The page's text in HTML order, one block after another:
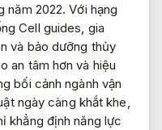
năm 2022. Với hạng
Cell guides, gia
và bảo dưỡng thủy
an tâm hơn và hiệu
bối cảnh ngành vận
ngày càng khắt khe,
khẳng định năng lực